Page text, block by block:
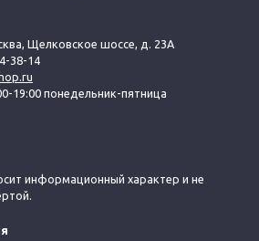
Щелковское шоссе, д. 23А
38-14
19:00 понедельник-пятница
информационный характер и не